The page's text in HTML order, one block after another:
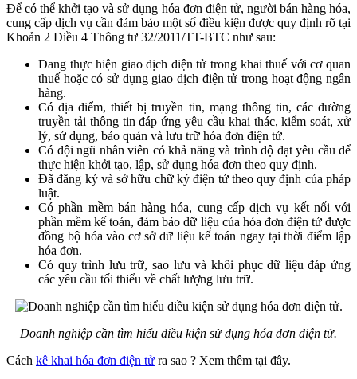
Để có thể khởi tạo và sử dụng hóa đơn điện tử, người bán hàng hóa,
cung cấp dịch vụ cần đảm bảo một số điều kiện được quy định rõ tại
Khoản 2 Điều 4 Thông tư 32/2011/TT-BTC như sau:
Đang thực hiện giao dịch điện tử trong khai thuế với cơ quan
thuế hoặc có sử dụng giao dịch điện tử trong hoạt động ngân
hàng.
Có địa điểm, thiết bị truyền tin, mạng thông tin, các đường
truyền tải thông tin đáp ứng yêu cầu khai thác, kiểm soát, xử
lý, sử dụng, bảo quản và lưu trữ hóa đơn điện tử.
Có đội ngũ nhân viên có khả năng và trình độ đạt yêu cầu để
thực hiện khởi tạo, lập, sử dụng hóa đơn theo quy định.
Đã đăng ký và sở hữu chữ ký điện tử theo quy định của pháp
luật.
Có phần mềm bán hàng hóa, cung cấp dịch vụ kết nối với
phần mềm kế toán, đảm bảo dữ liệu của hóa đơn điện tử được
đồng bộ hóa vào cơ sở dữ liệu kế toán ngay tại thời điểm lập
hóa đơn.
Có quy trình lưu trữ, sao lưu và khôi phục dữ liệu đáp ứng
các yêu cầu tối thiểu về chất lượng lưu trữ.
Doanh nghiệp cần tìm hiểu điều kiện sử dụng hóa đơn điện tử.
Cách kê khai hóa đơn điện tử ra sao ? Xem thêm tại đây.